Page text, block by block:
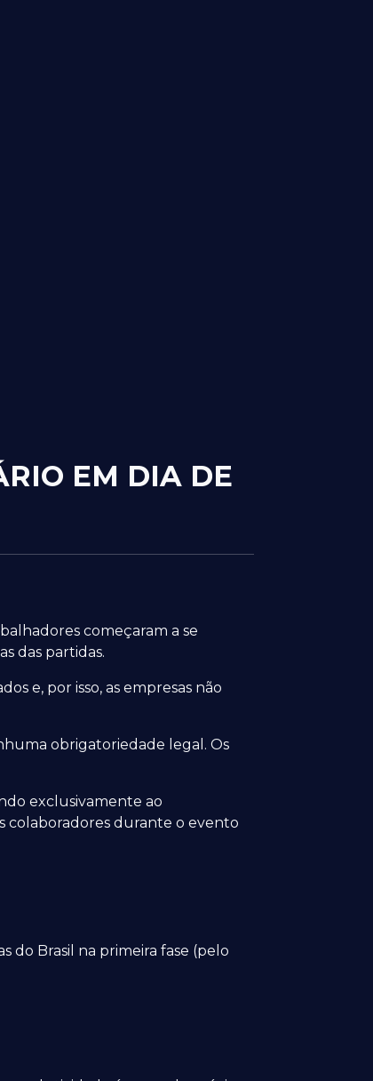
EM DIA DE
começaram a se
das partidas.
e, por isso, as empresas não
obrigatoriedade legal. Os
exclusivamente ao
colaboradores durante o evento
do Brasil na primeira fase (pelo